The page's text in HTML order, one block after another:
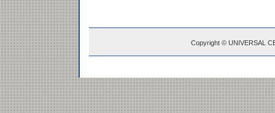
Copyright © UNIVERSAL